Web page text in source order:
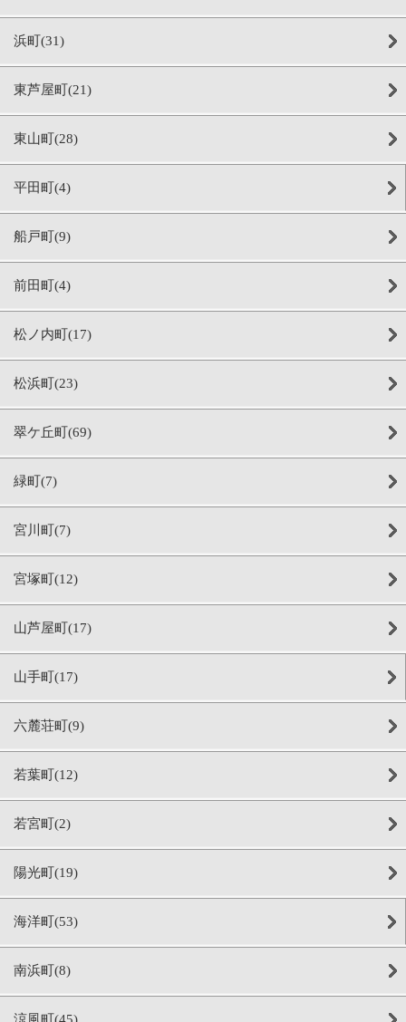
浜町(31)
東芦屋町(21)
東山町(28)
平田町(4)
船戸町(9)
前田町(4)
松ノ内町(17)
松浜町(23)
翠ケ丘町(69)
緑町(7)
宮川町(7)
宮塚町(12)
山芦屋町(17)
山手町(17)
六麓荘町(9)
若葉町(12)
若宮町(2)
陽光町(19)
海洋町(53)
南浜町(8)
涼風町(45)